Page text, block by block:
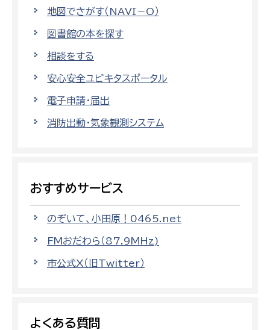
地図でさがす（NAVI－O）
図書館の本を探す
相談をする
安心安全ユビキタスポータル
電子申請・届出
消防出動・気象観測システム
おすすめサービス
のぞいて、小田原！0465.net
FMおだわら（87.9MHz)
市公式X（旧Twitter）
よくある質問